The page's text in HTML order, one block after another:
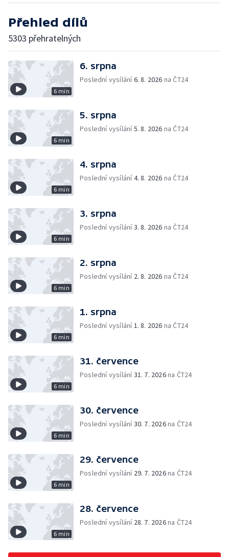
Přehled dílů
5303 přehratelných
6 min
6. srpna
Poslední vysílání6. 8. 2026 na ČT24
6 min
5. srpna
Poslední vysílání5. 8. 2026 na ČT24
6 min
4. srpna
Poslední vysílání4. 8. 2026 na ČT24
6 min
3. srpna
Poslední vysílání3. 8. 2026 na ČT24
6 min
2. srpna
Poslední vysílání 2. 8. 2026 na ČT24
6 min
1. srpna
Poslední vysílání1. 8. 2026 na ČT24
6 min
31. července
Poslední vysílání31. 7. 2026na ČT24
6 min
30. července
Poslední vysílání30. 7. 2026na ČT24
6 min
29. července
Poslední vysílání 29. 7. 2026na ČT24
6 min
28. července
Poslední vysílání 28. 7. 2026na ČT24